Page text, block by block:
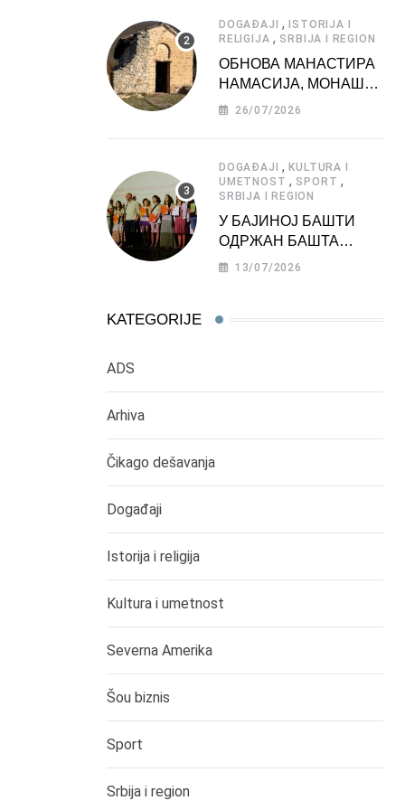
DOGAĐAJI , ISTORIJA I
RELIGIJA , SRBIJA I REGION
ОБНОВА МАНАСТИРА
НАМАСИЈА, МОНАШКЕ
ЗАДУЖБИНЕ
26/07/2026
DOGAĐAJI ,KULTURA I
UMETNOST , SPORT ,
SRBIJA I REGION
У БАЈИНОЈ БАШТИ
ОДРЖАН БАШТА
ФЕСТ 2026
13/07/2026
KATEGORIJE
ADS
Arhiva
Čikago dešavanja
Događaji
Istorija i religija
Kultura i umetnost
Severna Amerika
Šou biznis
Sport
Srbija i region